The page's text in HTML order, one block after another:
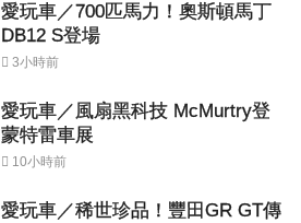
愛玩車／700匹馬力！奧斯頓馬丁
DB12 S登場
3小時前
愛玩車／風扇黑科技 McMurtry登
蒙特雷車展
10小時前
愛玩車／稀世珍品！豐田GR GT傳